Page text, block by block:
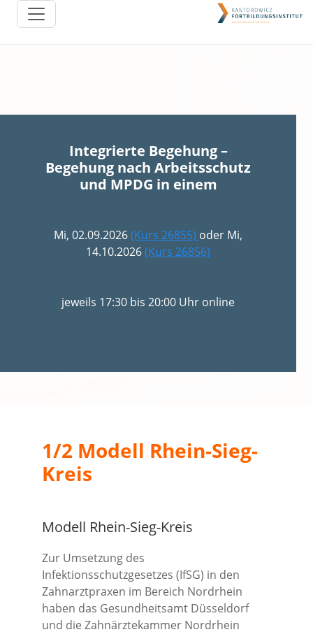
Integrierte Begehung –
Begehung nach Arbeitsschutz
und MPDG in einem
Mi, 02.09.2026(Kurs 26855) oder Mi,
14.10.2026(Kurs 26856)
jeweils 17:30 bis 20:00 Uhr online
1/2 Modell Rhein-Sieg-
Kreis
Modell Rhein-Sieg-Kreis
Zur Umsetzung des
Infektionsschutzgesetzes (IfSG) in den
Zahnarztpraxen im Bereich Nordrhein
haben das Gesundheitsamt Düsseldorf
und die Zahnärztekammer Nordrhein